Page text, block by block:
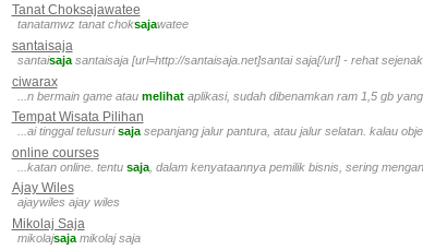
Tanat Choksajawatee
tanatamwz tanat choksajawatee
santaisaja
santaisaja santaisaja [url=http://santaisaja.net]santai saja[/url] - rehat
ciwarax
...n bermain game atau melihat aplikasi, sudah dibenamkan ram 1,5 gb
Tempat Wisata Pilihan
...ai tinggal telusurisaja sepanjang jalur pantura, atau jalur selatan. kalau
online courses
...katan online. tentu saja , dalam kenyataannya pemilik bisnis, sering
Ajay Wiles
ajaywiles ajay wiles
Mikolaj Saja
mikolajsaja mikolaj saja